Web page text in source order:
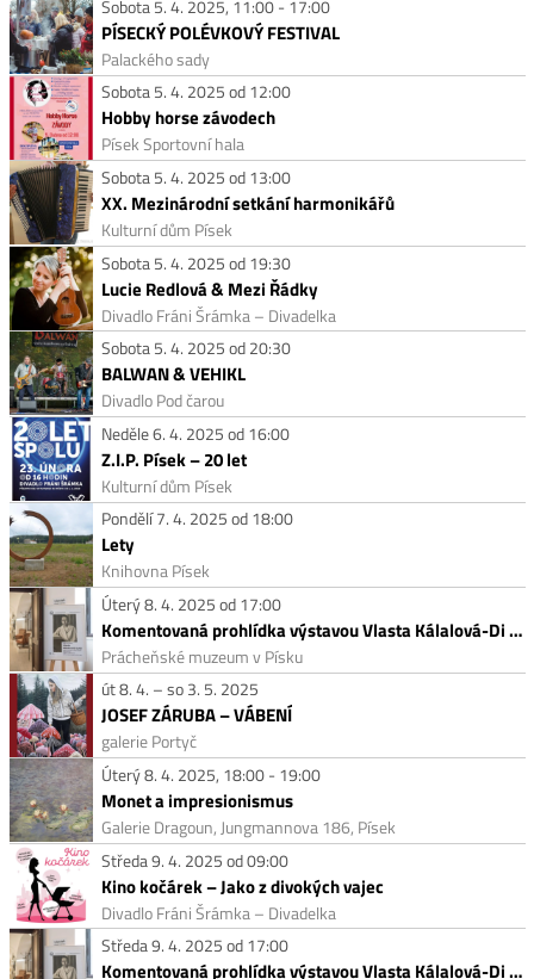
Sobota 5. 4. 2025, 11:00 - 17:00
PÍSECKÝ POLÉVKOVÝ FESTIVAL
Palackého sady
Sobota 5. 4. 2025 od 12:00
Hobby horse závodech
Písek Sportovní hala
Sobota 5. 4. 2025 od 13:00
XX. Mezinárodní setkání harmonikářů
Kulturní dům Písek
Sobota 5. 4. 2025 od 19:30
Lucie Redlová & Mezi Řádky
Divadlo Fráni Šrámka – Divadelka
Sobota 5. 4. 2025 od 20:30
BALWAN & VEHIKL
Divadlo Pod čarou
Neděle 6. 4. 2025 od 16:00
Z.I.P. Písek – 20 let
Kulturní dům Písek
Pondělí 7. 4. 2025 od 18:00
Lety
Knihovna Písek
Úterý 8. 4. 2025 od 17:00
Komentovaná prohlídka výstavou Vlasta Kálalová-Di Lotti
Prácheňské muzeum v Písku
út 8. 4. – so 3. 5. 2025
JOSEF ZÁRUBA – VÁBENÍ
galerie Portyč
Úterý 8. 4. 2025, 18:00 - 19:00
Monet a impresionismus
Galerie Dragoun, Jungmannova 186, Písek
Středa 9. 4. 2025 od 09:00
Kino kočárek – Jako z divokých vajec
Divadlo Fráni Šrámka – Divadelka
Středa 9. 4. 2025 od 17:00
Komentovaná prohlídka výstavou Vlasta Kálalová-Di Lotti